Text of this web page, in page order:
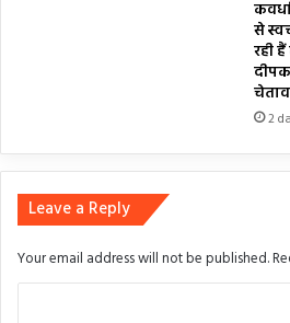
से
रही
2
Leave a Reply
Your email address will not be published.